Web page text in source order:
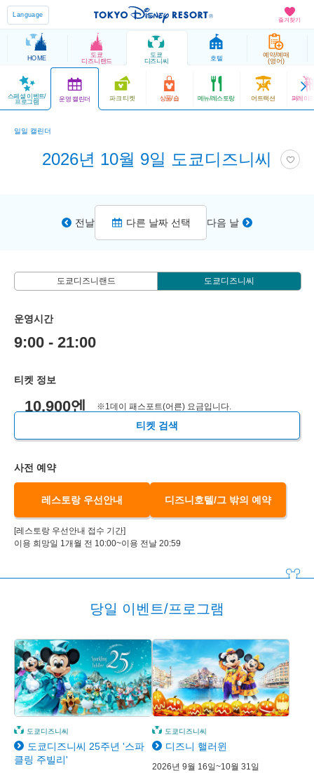
즐겨찾기
Language
HOME
도쿄
디즈니랜드
도쿄
디즈니씨
호텔
예약/예매
(영어)
스페셜 이벤트/
프로그램 운영 캘린더 파크 티켓 상품/숍 메뉴/레스토랑 어트랙션 퍼레이
일일 캘린더
2026년 10월 9일 도쿄디즈니씨
전날 다른 날짜 선택 다음 날
도쿄디즈니랜드 도쿄디즈니씨
운영시간
9:00 - 21:00
티켓 정보
10,900엔 ※1데이 패스포트(어른) 요금입니다.
티켓 검색
사전 예약
레스토랑 우선안내 디즈니호텔/그 밖의 예약
[레스토랑 우선안내 접수 기간]
이용 희망일 1개월 전 10:00~이용 전날 20:59
당일 이벤트/프로그램
도쿄디즈니씨
도쿄디즈니씨 25주년 '스파
클링 주빌리'
도쿄디즈니씨
디즈니 핼러윈
2026년 9월 16일~10월 31일